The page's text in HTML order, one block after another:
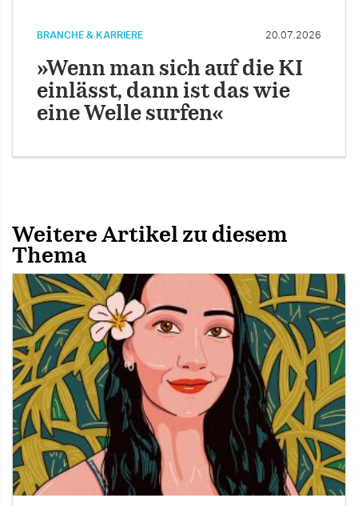
BRANCHE & KARRIERE 20.07.2026
»Wenn man sich auf die KI
einlässt, dann ist das wie
eine Welle surfen«
Weitere Artikel zu diesem
Thema